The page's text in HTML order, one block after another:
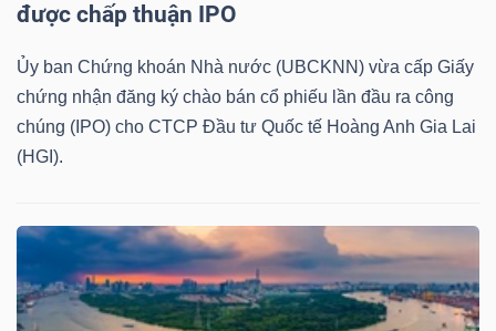
được chấp thuận IPO
Ủy ban Chứng khoán Nhà nước (UBCKNN) vừa cấp Giấy
chứng nhận đăng ký chào bán cổ phiếu lần đầu ra công
chúng (IPO) cho CTCP Đầu tư Quốc tế Hoàng Anh Gia Lai
(HGI).
NĂNG
LƯỢNG
NGUYÊN
LIỆU